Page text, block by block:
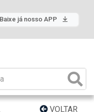
Baixe já nosso APP
VOLTAR